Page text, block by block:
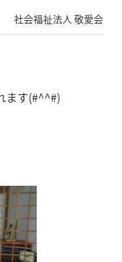
社会福祉法人 敬愛会
ます(#^^#)